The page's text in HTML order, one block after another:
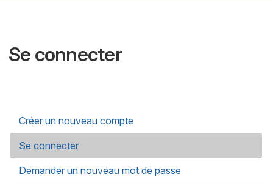
Se connecter
Onglets principaux
Créer un nouveau compte
Se connecter
Demander un nouveau mot de passe